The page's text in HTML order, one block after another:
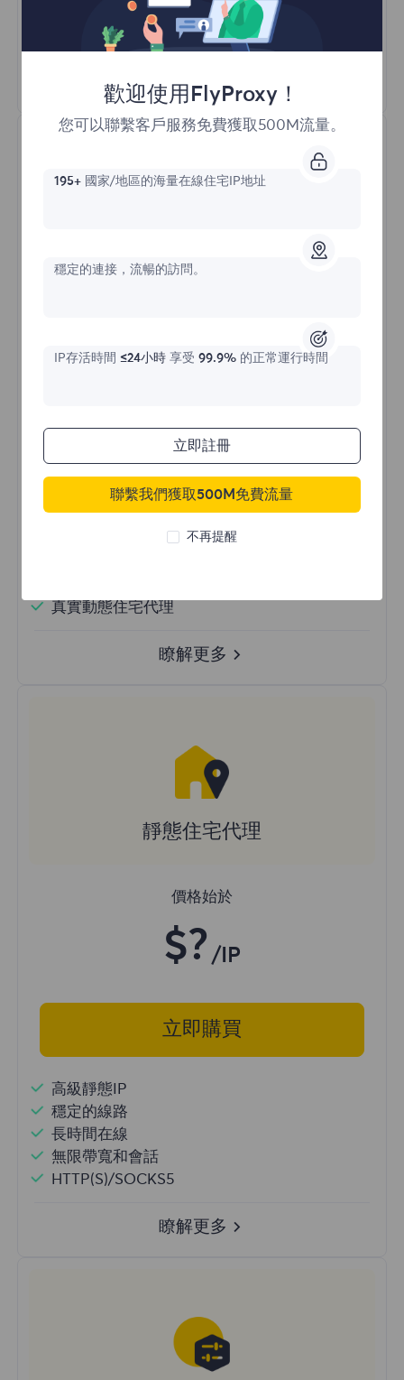
自動代理輪換
HTTP(S)/SOCKS5
瞭解更多
不限流量住宅代理
$?
立即購買
真實動態住宅代理
瞭解更多
靜態住宅代理
價格始於
$? /IP
立即購買
高級靜態IP
穩定的線路
長時間在線
無限帶寬和會話
HTTP(S)/SOCKS5
瞭解更多
歡迎使用FlyProxy！
您可以聯繫客戶服務免費獲取500M流量。
195+國家/地區的海量在線住宅IP地址
穩定的連接，流暢的訪問。
IP存活時間 ≤24小時享受 99.9%的正常運行時間
立即註冊
聯繫我們獲取500M免費流量
不再提醒